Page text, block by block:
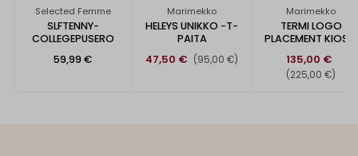
Selected Femme
SLFTENNY-
COLLEGEPUSERO
59,99 €
Marimekko
HELEYS UNIKKO -T-
PAITA
47,50 € (95,00 €)
Marimekko
TERMI LOGO
PLACEMENT KIOSKI
135,00 €
(225,00 €)